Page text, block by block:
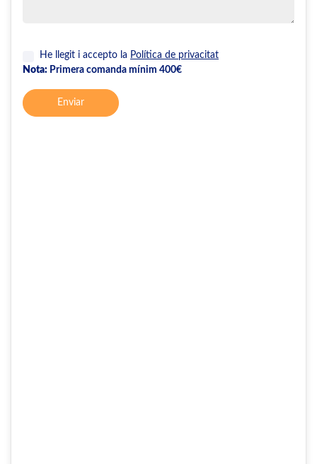
He llegit i accepto la Política de privacitat
Nota: Primera comanda mínim 400€
Enviar